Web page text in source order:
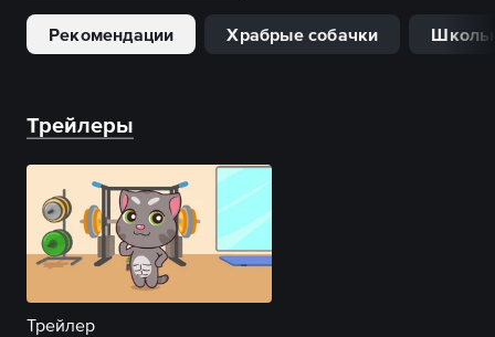
Рекомендации Храбрые собачки
Трейлеры
Трейлер